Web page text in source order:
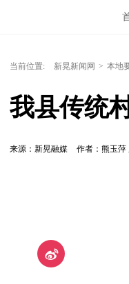
当前位置: 新晃新闻网 > 本地
我县传统
来源：新晃融媒 作者：熊玉萍